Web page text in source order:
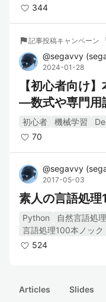
344
flag記事投稿キャンペーン
@segavvy (
2024-01-28
【初心者向け
―数式や専門用
まで解説！:第1
とができるのか？
初心者 機械学習
70
@segavvy (
2017-05-03
素人の言語処
Python 自然言語処理
言語処理100本ノック
524
Articles Slides